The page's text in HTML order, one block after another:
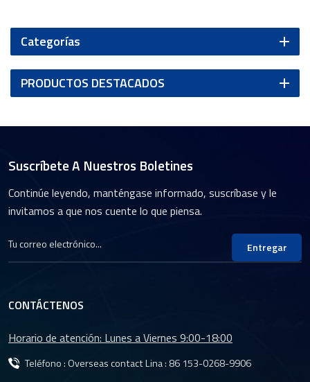
Categorías
PRODUCTOS DESTACADOS
Suscríbete A Nuestros Boletines
Continúe leyendo, manténgase informado, suscríbase y le
invitamos a que nos cuente lo que piensa.
Entregar
CONTÁCTENOS
Horario de atención: Lunes a Viernes 9:00-18:00
Teléfono : Overseas contact Lina : 86 153-0268-9906